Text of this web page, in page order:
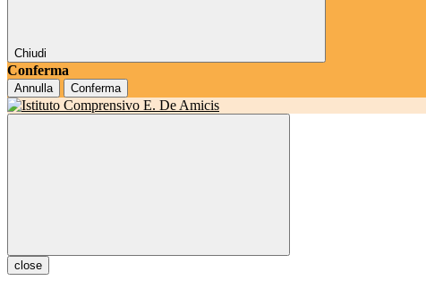
Chiudi
Conferma
Annulla Conferma
close